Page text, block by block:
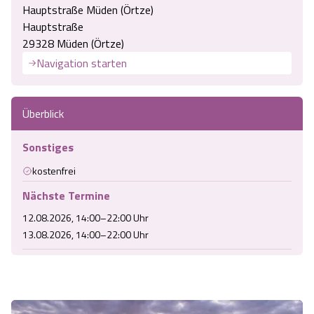
Hauptstraße Müden (Örtze)
Hauptstraße
29328 Müden (Örtze)
Navigation starten
Überblick
Sonstiges
kostenfrei
Nächste Termine
12.08.2026, 14:00–22:00 Uhr
13.08.2026, 14:00–22:00 Uhr